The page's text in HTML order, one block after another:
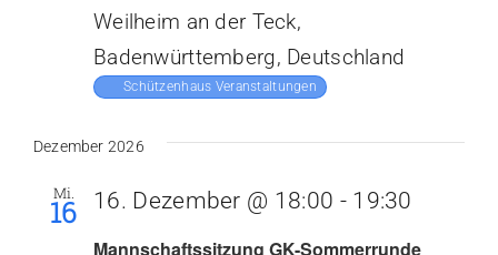
Weilheim an der Teck,
Badenwürttemberg, Deutschland
Schützenhaus Veranstaltungen
Dezember 2026
Mi.
16
Mannschaftssitzung GK-Sommerrunde
16. Dezember @ 18:00 - 19:30